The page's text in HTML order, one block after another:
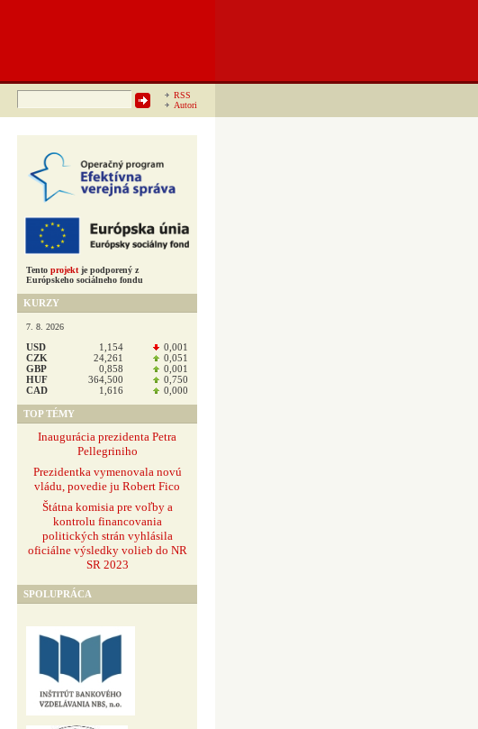
RSS
Autori
Hľadať:
Tento projekt je podporený z
Európskeho sociálneho fondu
KURZY
7. 8. 2026
USD 1,154
0,001
CZK
24,261
0,051
GBP
0,858
0,001
HUF
364,500
0,750
CAD
1,616 0,000
TOP TÉMY
Inaugurácia prezidenta Petra
Pellegriniho
Prezidentka vymenovala novú
vládu, povedie ju Robert Fico
Štátna komisia pre voľby a
kontrolu financovania
politických strán vyhlásila
oficiálne výsledky volieb do NR
SR 2023
SPOLUPRÁCA